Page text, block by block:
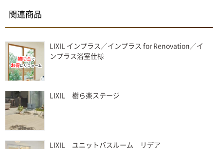
関連商品
LIXIL インプラス／インプラス for Renovation／イ
ンプラス浴室仕様
LIXIL 樹ら楽ステージ
LIXIL ユニットバスルーム リデア